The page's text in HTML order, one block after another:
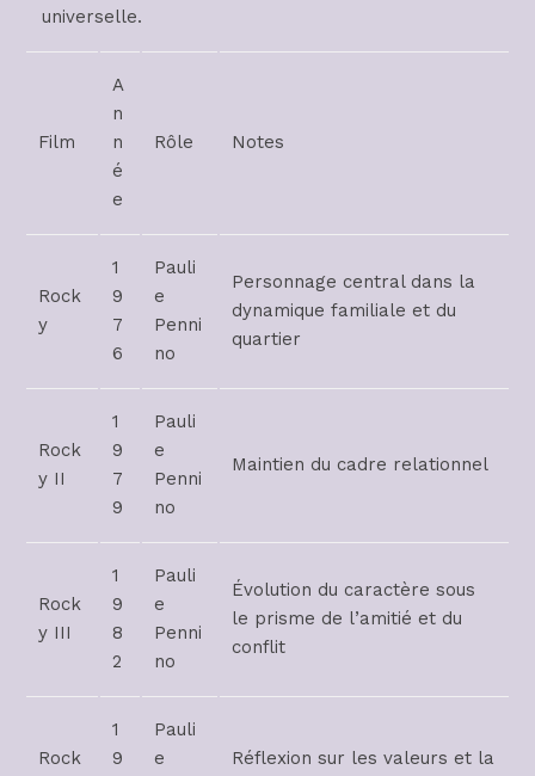
universelle.
Film
A
n
n
é
e
Rôle Notes
Rock
y
1
9
7
6
Pauli
e
Penni
no
Personnage central dans la
dynamique familiale et du
quartier
Rock
y II
1
9
7
9
Pauli
e
Penni
no
Maintien du cadre relationnel
Rock
y III
1
9
8
2
Pauli
e
Penni
no
Évolution du caractère sous
le prisme de l’amitié et du
conflit
Rock
1
9
Pauli
e
Réflexion sur les valeurs et la